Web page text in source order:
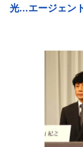
光...エージェン